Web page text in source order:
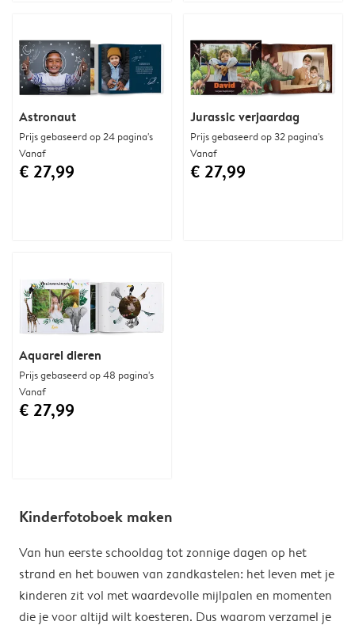
Aquarel dieren
Prijs gebaseerd op 48 pagina's
Vanaf
€ 27,99
Astronaut
Prijs gebaseerd op 24 pagina's
Vanaf
€ 27,99
Jurassic verjaardag
Prijs gebaseerd op 32 pagina's
Vanaf
€ 27,99
Kinderfotoboek maken
Van hun eerste schooldag tot zonnige dagen op het
strand en het bouwen van zandkastelen: het leven met je
kinderen zit vol met waardevolle mijlpalen en momenten
die je voor altijd wilt koesteren. Dus waarom verzamel je